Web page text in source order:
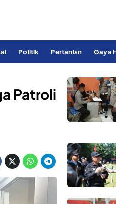
Politik Pertanian Gaya
Patroli